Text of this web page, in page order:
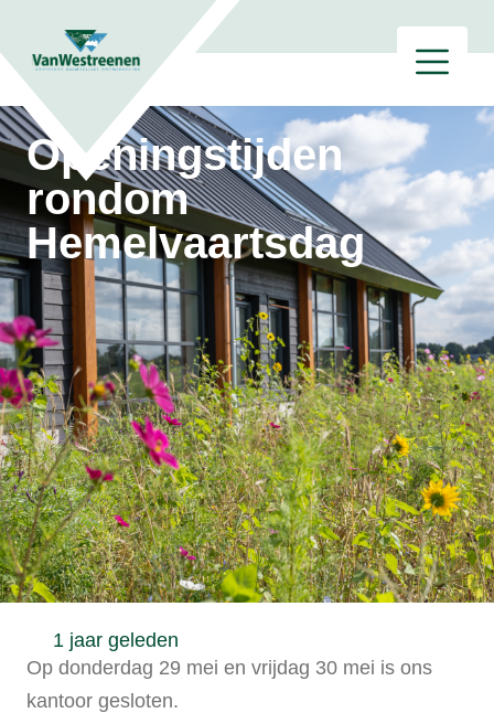
Openingstijden
rondom
Hemelvaartsdag
1 jaar geleden
Op donderdag 29 mei en vrijdag 30 mei is ons
kantoor gesloten.